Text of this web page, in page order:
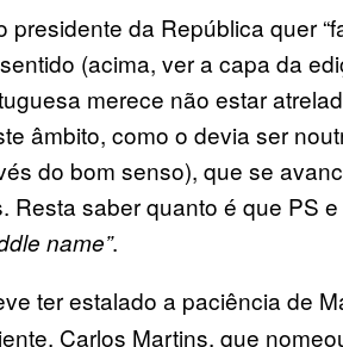
presidente da República quer
(acima, ver a capa da
merece não estar
âmbito, como o devia ser
do bom senso), que se
Resta saber quanto é que PS
name”.
ter estalado a paciência de
Carlos Martins, que